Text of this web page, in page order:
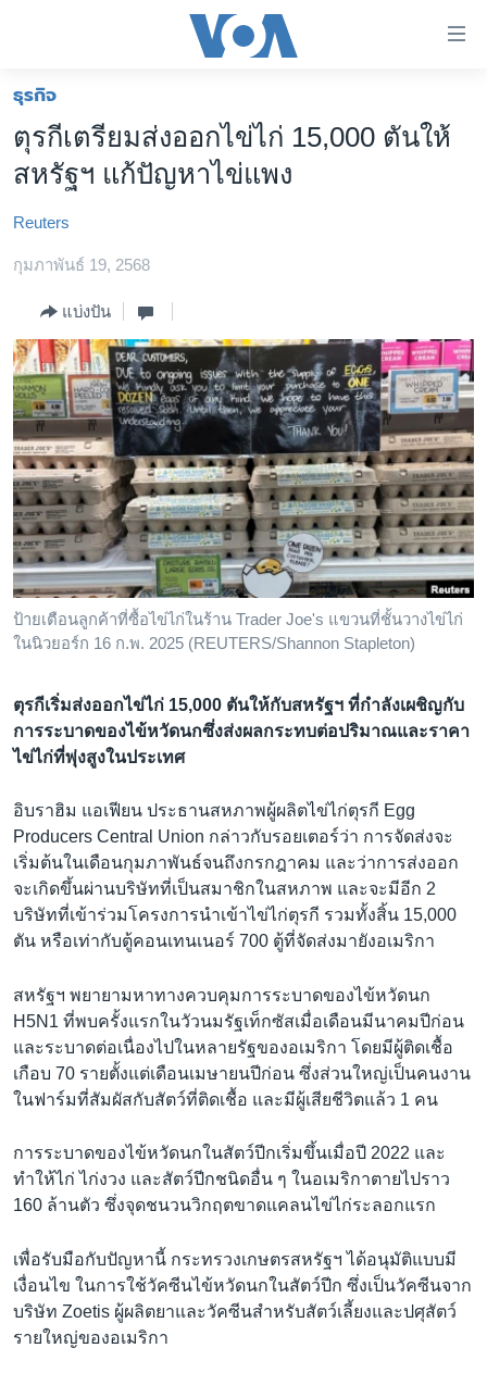
ต่อ
ไป
เนื้อหา
ข้าม
ไป
ข้าม
ไป
การ
ค้นหา
หน้าหลัก
โลก
เอเชีย
สหรัฐฯ
ไทย
ธุรกิจ
วิทยาศาสตร์
สังคมและสุขภาพ
ไลฟ์สไตล์
ตรวจสอบข่าว
เรียนรู้ภาษาอังกฤษ
พอดคาสต์
ติดตามเรา
เลือกภาษา
ธุรกิจ
ตุรกีเตรียมส่งออกไข่ไก่ 15,000 ตันให้
สหรัฐฯ แก้ปัญหาไข่แพง
Reuters
กุมภาพันธ์ 19, 2568
แบ่งปัน
ป้ายเตือนลูกค้าที่ซื้อไข่ไก่ในร้าน Trader Joe's แขวนที่ชั้นวางไข่ไก่
ในนิวยอร์ก 16 ก.พ. 2025 (REUTERS/Shannon Stapleton)
ตุรกีเริ่มส่งออกไข่ไก่ 15,000 ตันให้กับสหรัฐฯ ที่กำลังเผชิญกับ
การระบาดของไข้หวัดนกซึ่งส่งผลกระทบต่อปริมาณและราคา
ไข่ไก่ที่พุ่งสูงในประเทศ
อิบราฮิม แอเฟียน ประธานสหภาพผู้ผลิตไข่ไก่ตุรกี Egg
Producers Central Union กล่าวกับรอยเตอร์ว่า การจัดส่งจะ
เริ่มต้นในเดือนกุมภาพันธ์จนถึงกรกฎาคม และว่าการส่งออก
จะเกิดขึ้นผ่านบริษัทที่เป็นสมาชิกในสหภาพ และจะมีอีก 2
บริษัทที่เข้าร่วมโครงการนำเข้าไข่ไก่ตุรกี รวมทั้งสิ้น 15,000
ตัน หรือเท่ากับตู้คอนเทนเนอร์ 700 ตู้ที่จัดส่งมายังอเมริกา
สหรัฐฯ พยายามหาทางควบคุมการระบาดของไข้หวัดนก
H5N1 ที่พบครั้งแรกในวัวนมรัฐเท็กซัสเมื่อเดือนมีนาคมปีก่อน
และระบาดต่อเนื่องไปในหลายรัฐของอเมริกา โดยมีผู้ติดเชื้อ
เกือบ 70 รายตั้งแต่เดือนเมษายนปีก่อน ซึ่งส่วนใหญ่เป็นคนงาน
ในฟาร์มที่สัมผัสกับสัตว์ที่ติดเชื้อ และมีผู้เสียชีวิตแล้ว 1 คน
การระบาดของไข้หวัดนกในสัตว์ปีกเริ่มขึ้นเมื่อปี 2022 และ
ทำให้ไก่ ไก่งวง และสัตว์ปีกชนิดอื่น ๆ ในอเมริกาตายไปราว
160 ล้านตัว ซึ่งจุดชนวนวิกฤตขาดแคลนไข่ไก่ระลอกแรก
เพื่อรับมือกับปัญหานี้ กระทรวงเกษตรสหรัฐฯ ได้อนุมัติแบบมี
เงื่อนไข ในการใช้วัคซีนไข้หวัดนกในสัตว์ปีก ซึ่งเป็นวัคซีนจาก
บริษัท Zoetis ผู้ผลิตยาและวัคซีนสำหรับสัตว์เลี้ยงและปศุสัตว์
รายใหญ่ของอเมริกา